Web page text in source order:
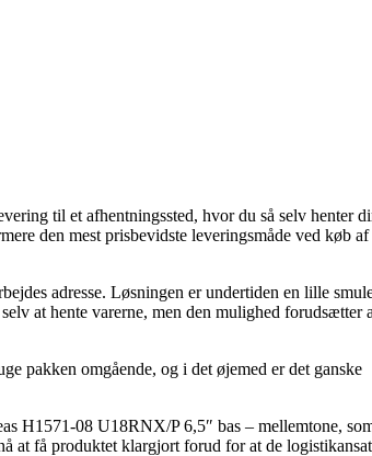
til et afhentningssted, hvor du så selv henter
den mest prisbevidste leveringsmåde ved køb af
adresse. Løsningen er undertiden en lille
at hente varerne, men den mulighed forudsætter
pakken omgående, og i det øjemed er det ganske
H1571-08 U18RNX/P 6,5″ bas – mellemtone,
at få produktet klargjort forud for at de